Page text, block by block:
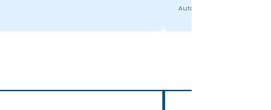
Automatisch vertaald